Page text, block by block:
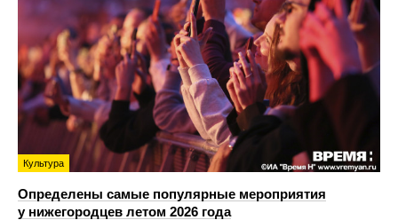
Культура
Определены самые популярные мероприятия
у нижегородцев летом 2026 года